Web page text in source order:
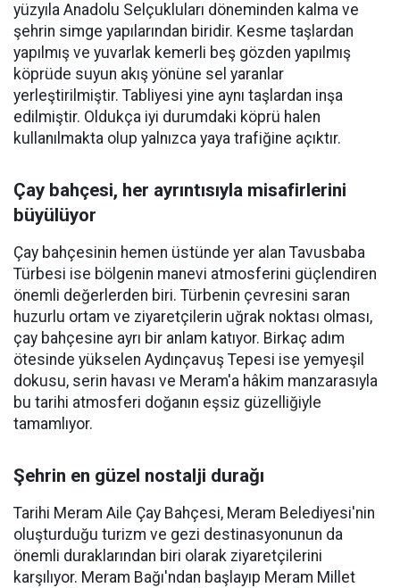
yüzyıla Anadolu Selçukluları döneminden kalma ve
şehrin simge yapılarından biridir. Kesme taşlardan
yapılmış ve yuvarlak kemerli beş gözden yapılmış
köprüde suyun akış yönüne sel yaranlar
yerleştirilmiştir. Tabliyesi yine aynı taşlardan inşa
edilmiştir. Oldukça iyi durumdaki köprü halen
kullanılmakta olup yalnızca yaya trafiğine açıktır.
Çay bahçesi, her ayrıntısıyla misafirlerini
büyülüyor
Çay bahçesinin hemen üstünde yer alan Tavusbaba
Türbesi ise bölgenin manevi atmosferini güçlendiren
önemli değerlerden biri. Türbenin çevresini saran
huzurlu ortam ve ziyaretçilerin uğrak noktası olması,
çay bahçesine ayrı bir anlam katıyor. Birkaç adım
ötesinde yükselen Aydınçavuş Tepesi ise yemyeşil
dokusu, serin havası ve Meram'a hâkim manzarasıyla
bu tarihi atmosferi doğanın eşsiz güzelliğiyle
tamamlıyor.
Şehrin en güzel nostalji durağı
Tarihi Meram Aile Çay Bahçesi, Meram Belediyesi'nin
oluşturduğu turizm ve gezi destinasyonunun da
önemli duraklarından biri olarak ziyaretçilerini
karşılıyor. Meram Bağı'ndan başlayıp Meram Millet